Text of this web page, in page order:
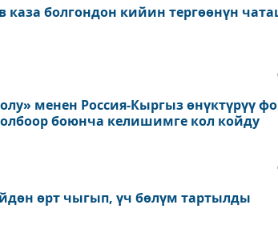
каза болгондон кийин тергөөнүн
менен Россия-Кыргыз өнүктүрүү
боюнча келишимге кол койду
өрт чыгып, үч бөлүм тартылды